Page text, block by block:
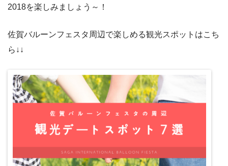
2018を楽しみましょう～！
佐賀バルーンフェスタ周辺で楽しめる観光スポットはこち
ら↓↓